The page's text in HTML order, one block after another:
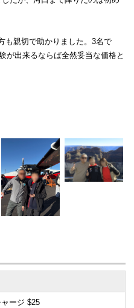
も親切で助かりました。3名で
が出来るならば全然妥当な価格と
ージ $25